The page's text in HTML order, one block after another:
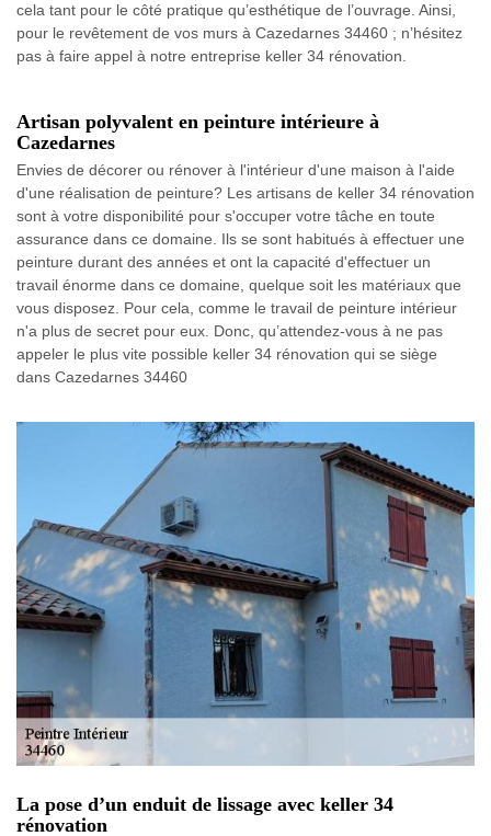
cela tant pour le côté pratique qu’esthétique de l’ouvrage. Ainsi,
pour le revêtement de vos murs à Cazedarnes 34460 ; n’hésitez
pas à faire appel à notre entreprise keller 34 rénovation.
Artisan polyvalent en peinture intérieure à
Cazedarnes
Envies de décorer ou rénover à l'intérieur d'une maison à l'aide
d'une réalisation de peinture? Les artisans de keller 34 rénovation
sont à votre disponibilité pour s'occuper votre tâche en toute
assurance dans ce domaine. Ils se sont habitués à effectuer une
peinture durant des années et ont la capacité d'effectuer un
travail énorme dans ce domaine, quelque soit les matériaux que
vous disposez. Pour cela, comme le travail de peinture intérieur
n'a plus de secret pour eux. Donc, qu’attendez-vous à ne pas
appeler le plus vite possible keller 34 rénovation qui se siège
dans Cazedarnes 34460
La pose d’un enduit de lissage avec keller 34
rénovation